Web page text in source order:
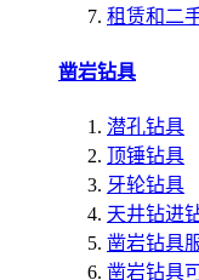
租赁和二
凿岩钻具
潜孔钻具
顶锤钻具
牙轮钻具
天井钻进
凿岩钻具
凿岩钻具